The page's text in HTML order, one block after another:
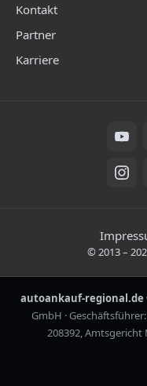
Kontakt
Partner
Karriere
Folge uns auf Social
Rechtliche Hinweise
© 2013–
autoankauf-regional.de
GmbH ·
208392, Amtsgericht